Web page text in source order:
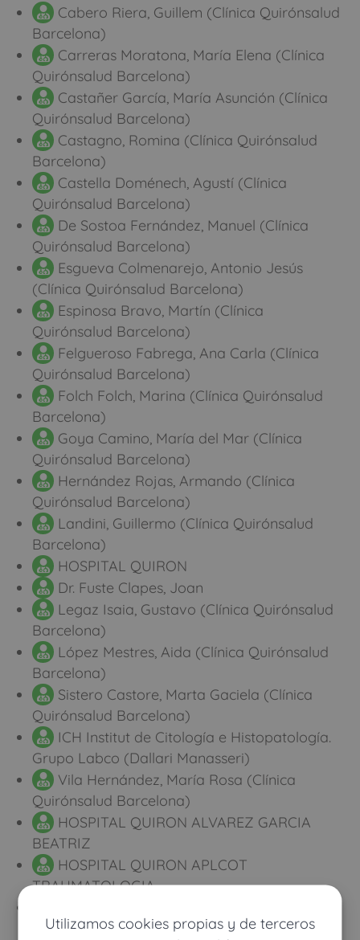
Utilizamos cookies propias y de terceros
Cabero Riera, Guillem (Clínica Quirónsalud
Barcelona)
Carreras Moratona, María Elena (Clínica
Quirónsalud Barcelona)
Castañer García, María Asunción (Clínica
Quirónsalud Barcelona)
Castagno, Romina (Clínica Quirónsalud
Barcelona)
Castella Doménech, Agustí (Clínica
Quirónsalud Barcelona)
De Sostoa Fernández, Manuel (Clínica
Quirónsalud Barcelona)
Esgueva Colmenarejo, Antonio Jesús
(Clínica Quirónsalud Barcelona)
Espinosa Bravo, Martín (Clínica
Quirónsalud Barcelona)
Felgueroso Fabrega, Ana Carla (Clínica
Quirónsalud Barcelona)
Folch Folch, Marina (Clínica Quirónsalud
Barcelona)
Goya Camino, María del Mar (Clínica
Quirónsalud Barcelona)
Hernández Rojas, Armando (Clínica
Quirónsalud Barcelona)
Landini, Guillermo (Clínica Quirónsalud
Barcelona)
HOSPITAL QUIRON
Dr. Fuste Clapes, Joan
Legaz Isaia, Gustavo (Clínica Quirónsalud
Barcelona)
López Mestres, Aida (Clínica Quirónsalud
Barcelona)
Sistero Castore, Marta Gaciela (Clínica
Quirónsalud Barcelona)
ICH Institut de Citología e Histopatología.
Grupo Labco (Dallari Manasseri)
Vila Hernández, María Rosa (Clínica
Quirónsalud Barcelona)
HOSPITAL QUIRON ALVAREZ GARCIA
BEATRIZ
HOSPITAL QUIRON APLCOT
TRAUMATOLOGIA
FERNANDO